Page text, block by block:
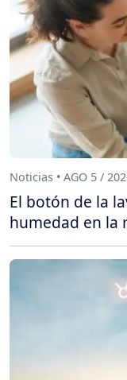
Noticias • AGO 5 /
El botón de la
humedad en la